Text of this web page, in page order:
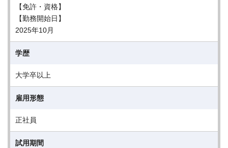
【免許・資格】
【勤務開始日】
2025年10月
学歴
大学卒以上
雇用形態
正社員
試用期間